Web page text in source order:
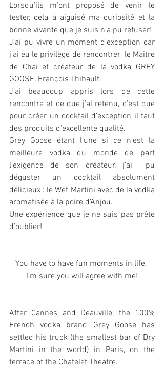
Lorsqu’ils m’ont proposé de venir le
tester, cela à aiguisé ma curiosité et la
bonne vivante que je suis n’a pu refuser!
J’ai pu vivre un moment d’exception car
j’ai eu le privilège de rencontrer  le Maitre
de Chai et créateur de la vodka GREY
GOOSE, François Thibault.
J’ai beaucoup appris lors de cette
rencontre et ce que j’ai retenu, c’est que
pour créer un cocktail d’exception il faut
des produits d’excellente qualité.
Grey Goose étant l’une si ce n’est la
meilleure vodka du monde de part
l’exigence de son créateur, j’ai  pu
déguster un cocktail absolument
délicieux : le Wet Martini avec de la vodka
aromatisée à la poire d’Anjou.
Une expérience que je ne suis pas prête
d’oublier!
You have to have fun moments in life,
I’m sure you will agree with me!
After Cannes and Deauville, the 100%
French vodka brand Grey Goose has
settled his truck (the smallest bar of Dry
Martini in the world) in Paris, on the
terrace of the Chatelet Theatre.